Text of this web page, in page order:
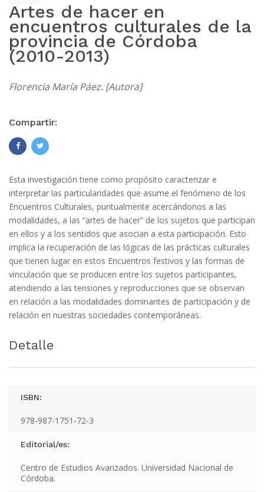
Artes de hacer en
encuentros culturales de la
provincia de Córdoba
(2010-2013)
Florencia María Páez. [Autora]
Compartir:
Esta investigación tiene como propósito caracterizar e
interpretar las particularidades que asume el fenómeno de los
Encuentros Culturales, puntualmente acercándonos a las
modalidades, a las “artes de hacer” de los sujetos que participan
en ellos y a los sentidos que asocian a esta participación. Esto
implica la recuperación de las lógicas de las prácticas culturales
que tienen lugar en estos Encuentros festivos y las formas de
vinculación que se producen entre los sujetos participantes,
atendiendo a las tensiones y reproducciones que se observan
en relación a las modalidades dominantes de participación y de
relación en nuestras sociedades contemporáneas.
Detalle
ISBN:
978-987-1751-72-3
Editorial/es:
Centro de Estudios Avanzados. Universidad Nacional de
Córdoba.